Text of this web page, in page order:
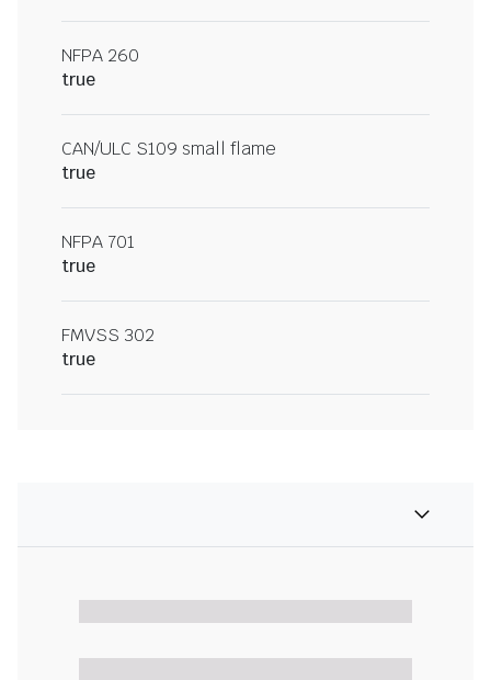
NFPA 260
true
CAN/ULC S109 small flame
true
NFPA 701
true
FMVSS 302
true